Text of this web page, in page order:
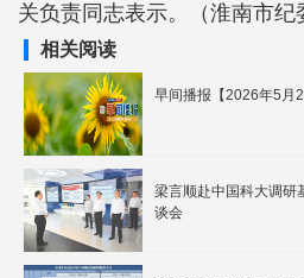
关负责同志表示。（淮南市纪
相关阅读
早间播报【2026年5月
梁言顺赴中国科大调研
谈会